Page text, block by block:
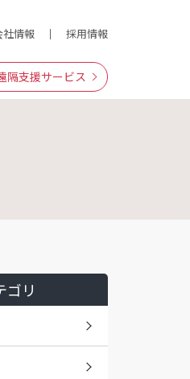
社情報 採用情報
隔支援サービス
ゴリ